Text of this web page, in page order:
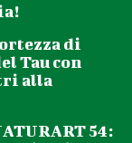
di
Tau con
alla
54: